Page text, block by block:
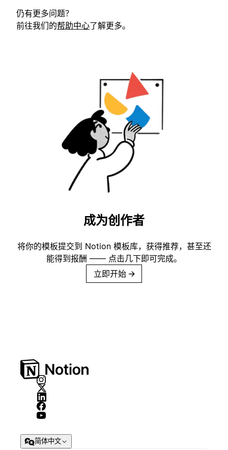
仍有更多问题？
前往我们的帮助中心了解更多。
成为创作者
将你的模板提交到 Notion 模板库，获得推荐，甚至还
能得到报酬 —— 点击几下即可完成。
立即开始 →
简体中文